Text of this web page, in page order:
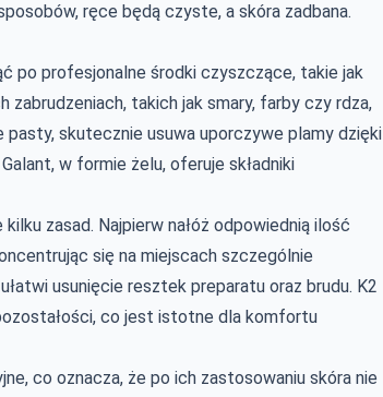
ręce będą czyste, a skóra zadbana.
po profesjonalne środki czyszczące, takie jak
zabrudzeniach, takich jak smary, farby czy rdza,
skutecznie usuwa uporczywe plamy dzięki
w formie żelu, oferuje składniki
zasad. Najpierw nałóż odpowiednią ilość
się na miejscach szczególnie
usunięcie resztek preparatu oraz brudu. K2
co jest istotne dla komfortu
co oznacza, że po ich zastosowaniu skóra nie